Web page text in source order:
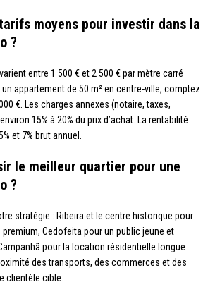
moyens pour investir dans la
?
entre 1 500 € et 2 500 € par mètre carré
appartement de 50 m² en centre-ville, comptez
€. Les charges annexes (notaire, taxes,
15% à 20% du prix d’achat. La rentabilité
et 7% brut annuel.
le meilleur quartier pour une
?
stratégie : Ribeira et le centre historique pour
Cedofeita pour un public jeune et
pour la location résidentielle longue
des transports, des commerces et des
clientèle cible.